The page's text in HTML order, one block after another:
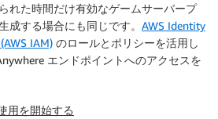
れた時間だけ有効なゲームサーバープ
成する場合にも同じです。 AWS Identity
IAM) のロールとポリシーを活用し
エンドポイントへのアクセスを
用を開始する